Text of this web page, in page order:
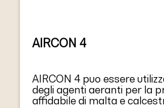
AIRCON 4
AIRCON 4 puo essere
degli agenti aeranti per la
affidabile di malta e